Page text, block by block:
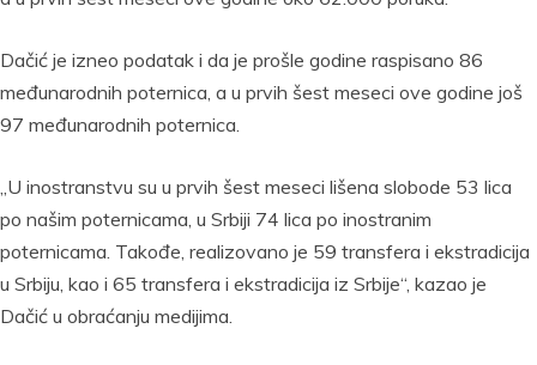
Dačić je izneo podatak i da je prošle godine raspisano 86
međunarodnih poternica, a u prvih šest meseci ove godine još
97 međunarodnih poternica.
„U inostranstvu su u prvih šest meseci lišena slobode 53 lica
po našim poternicama, u Srbiji 74 lica po inostranim
poternicama. Takođe, realizovano je 59 transfera i ekstradicija
u Srbiju, kao i 65 transfera i ekstradicija iz Srbije“, kazao je
Dačić u obraćanju medijima.